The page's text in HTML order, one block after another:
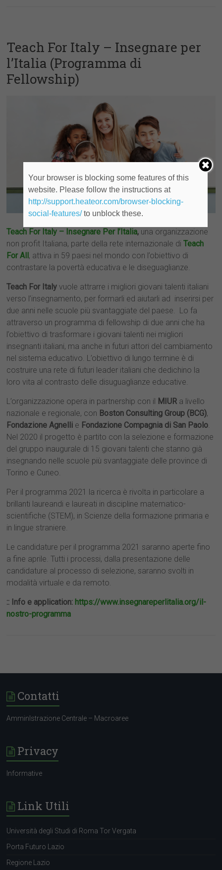
Teach For Italy – Insegnare per
l’Italia (Programma di
Fellowship)
Teach For Italy – Insegnare Per l’Italia, una organizzazione
non profit Italiana, parte della rete internazionale diTeach
For All , attiva in 59 paesi nel mondo con l’obiettivo di
contrastare la povertà educativa e le diseguaglianze.
Teach For Italy vuole attrarre i migliori giovani talenti italiani
verso l’insegnamento, per formarli ed aiutarli ad inserirsi per
due anni nelle scuole più svantaggiate del paese. Lo fa
attraverso un programma di fellowship di due anni che ha
l’obiettivo di trasformare i giovani talenti nei migliori
insegnanti italiani, ma anche in futuri attori del cambiamento
nel sistema educativo. L’obiettivo di lungo termine è di
costruire una rete di futuri leader italiani che dedichino la
loro vita al contrasto delle disuguaglianze educative.
L’organizzazione opera in partnership con il MIUR a livello
nazionale e regionale, con Boston Consulting Group (BCG),
Fondazione Agnelli e Fondazione Compagnia di San Paolo.
Nel 2020 il progetto è partito con la selezione e formazione
del gruppo inaugurale di 15 giovani talenti che stanno già
insegnando nelle scuole più svantaggiate delle province di
Torino e Cuneo.
Per il programma 2021 la ricerca è rivolta in particolare a
brillanti laureandi e laureati in discipline matematico-
scientifiche (STEM), in Scienze della formazione primaria e
in lingue straniere.
Le candidature per il programma 2021 saranno aperte fino
a fine aprile. Tutti i processi, dalla presentazione delle
candidature al processo di selezione, saranno svolti in
modalità virtuale e da remoto.
:: Info e application: https://www.insegnareperlitalia.org/il-
nostro-programma
Contatti
AmminIstrazione Centrale – Macroaree
Privacy
Informative
Link Utili
Università degli Studi di Roma Tor Vergata
Porta Futuro Lazio
Regione Lazio
Your browser is blocking some features of this
website. Please follow the instructions at
http://support.heateor.com/browser-blocking-
social-features/to unblock these.